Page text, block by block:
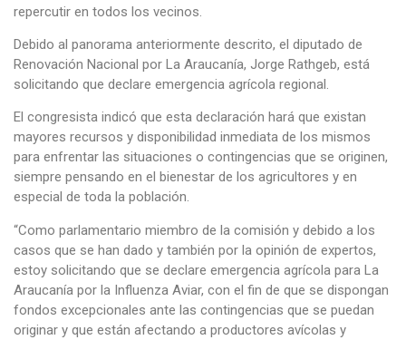
repercutir en todos los vecinos.
Debido al panorama anteriormente descrito, el diputado de
Renovación Nacional por La Araucanía, Jorge Rathgeb, está
solicitando que declare emergencia agrícola regional.
El congresista indicó que esta declaración hará que existan
mayores recursos y disponibilidad inmediata de los mismos
para enfrentar las situaciones o contingencias que se originen,
siempre pensando en el bienestar de los agricultores y en
especial de toda la población.
“Como parlamentario miembro de la comisión y debido a los
casos que se han dado y también por la opinión de expertos,
estoy solicitando que se declare emergencia agrícola para La
Araucanía por la Influenza Aviar, con el fin de que se dispongan
fondos excepcionales ante las contingencias que se puedan
originar y que están afectando a productores avícolas y